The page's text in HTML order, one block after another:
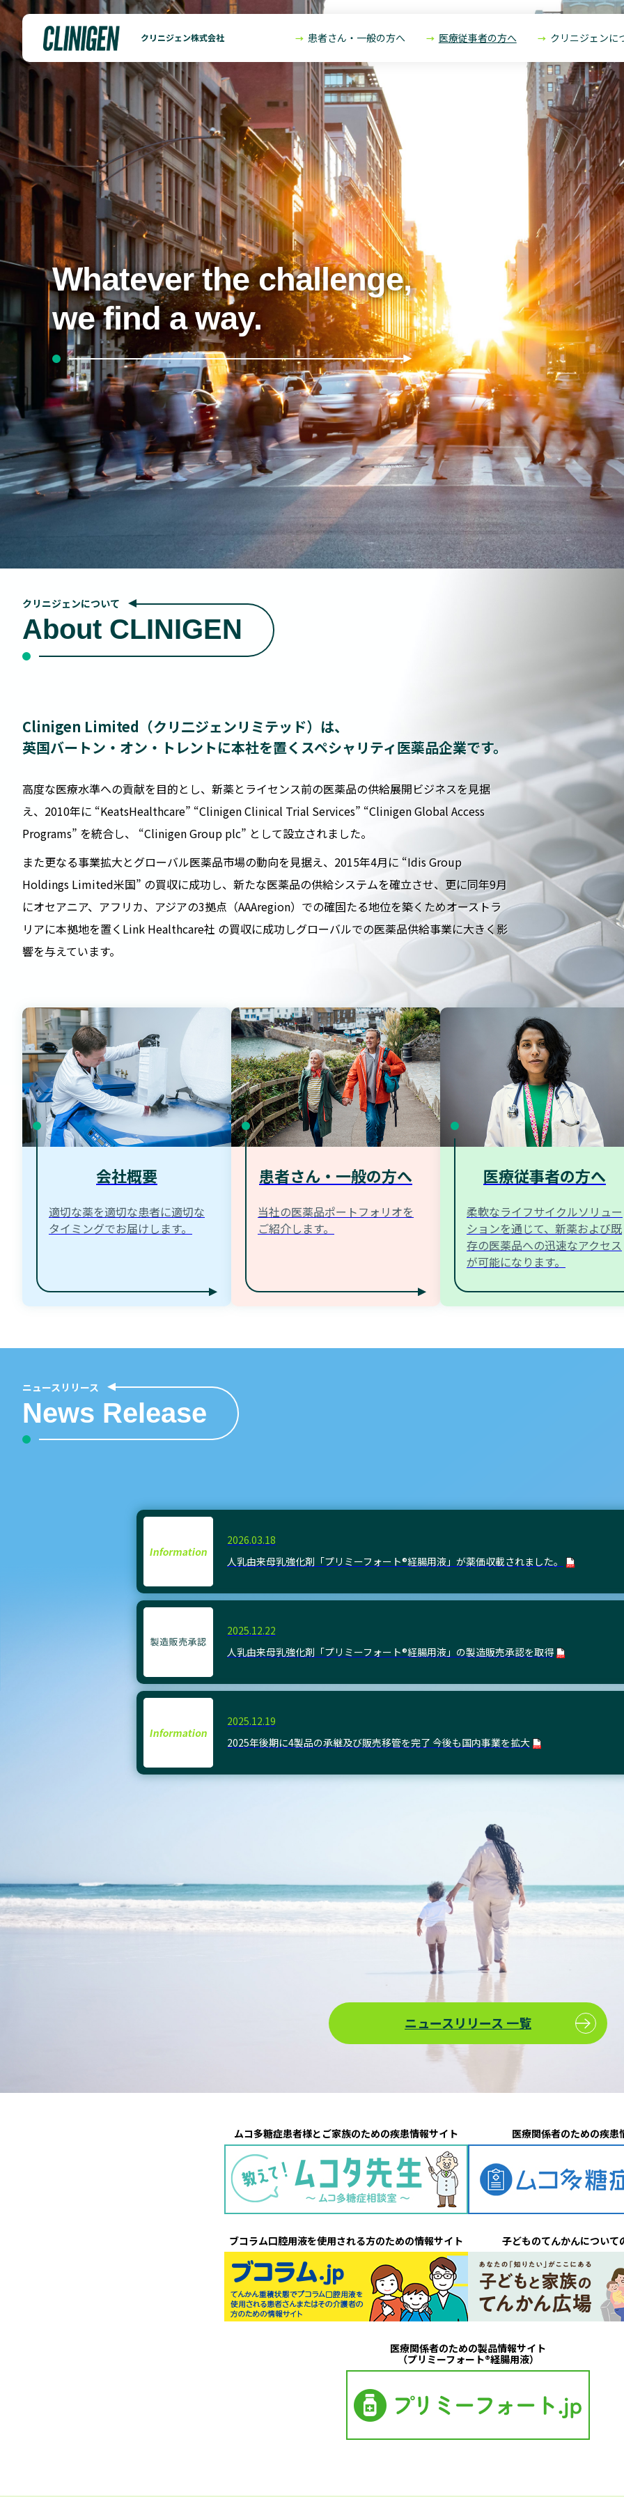
クリニジェン株式会社 患者さん・一般の方へ 医療従事者の方へ クリニジェンに
Whatever the challenge,
we find a way.
クリニジェンについて
About CLINIGEN
Clinigen Limited（クリ二ジェンリミテッド）は、
英国バートン・オン・トレントに本社を置くスペシャリティ医薬品企業です。
高度な医療水準への貢献を目的とし、新薬とライセンス前の医薬品の供給展開ビジネスを見据
え、2010年に “KeatsHealthcare” “Clinigen Clinical Trial Services” “Clinigen Global Access
Programs” を統合し、 “Clinigen Group plc” として設立されました。
また更なる事業拡大とグローバル医薬品市場の動向を見据え、2015年4月に “Idis Group
Holdings Limited米国” の買収に成功し、新たな医薬品の供給システムを確立させ、更に同年9月
にオセアニア、アフリカ、アジアの3拠点（AAAregion）での確固たる地位を築くためオーストラ
リアに本拠地を置くLink Healthcare社 の買収に成功しグローバルでの医薬品供給事業に大きく影
響を与えています。
会社概要
適切な薬を適切な患者に適切な
タイミングでお届けします。
患者さん・一般の方へ
当社の医薬品ポートフォリオを
ご紹介します。
医療従事者の方へ
柔軟なライフサイクルソリュー
ションを通じて、新薬および既
存の医薬品への迅速なアクセス
が可能になります。
ニュースリリース
News Release
2026.03.18
人乳由来母乳強化剤「プリミーフォート®経腸用液」が薬価収載されました。
2025.12.22
人乳由来母乳強化剤「プリミーフォート®経腸用液」の製造販売承認を取得
2025.12.19
2025年後期に4製品の承継及び販売移管を完了 今後も国内事業を拡大
ニュースリリース 一覧
ムコ多糖症患者様とご家族のための疾患情報サイト 医療関係者のための疾患
ブコラム口腔用液を使用される方のための情報サイト 子どものてんかんについて
医療関係者のための製品情報サイト
（プリミーフォート®経腸用液）